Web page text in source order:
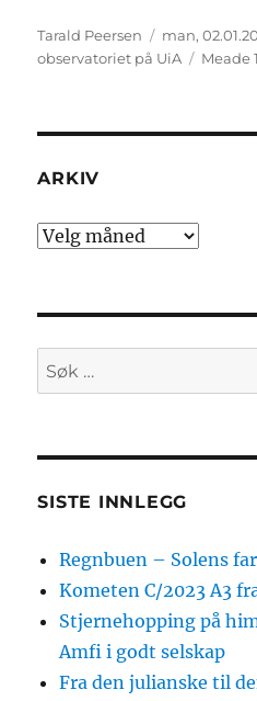
Forfatter
Tarald Peersen Publisert
man,
observatoriet på UiA
Meade
ARKIV
Arkiv
Søk
etter:
SISTE INNLEGG
Regnbuen – Solens
Kometen C/2023 A3
Stjernehopping på
Amfi i godt selskap
Fra den julianske til